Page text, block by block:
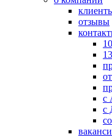
отзывы
с
с